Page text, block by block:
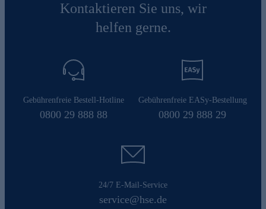
Kontaktieren Sie uns, wir
helfen gerne.
Gebührenfreie Bestell-Hotline
0800 29 888 88
Gebührenfreie EASy-Bestellung
0800 29 888 29
24/7 E-Mail-Service
service@hse.de